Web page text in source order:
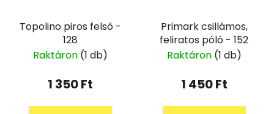
Topolino piros felső -
128
Raktáron (1 db)
1 350 Ft
Primark csillámos,
feliratos póló - 152
Raktáron (1 db)
1 450 Ft